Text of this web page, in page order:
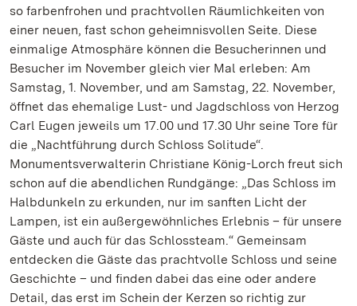
so farbenfrohen und prachtvollen Räumlichkeiten von
einer neuen, fast schon geheimnisvollen Seite. Diese
einmalige Atmosphäre können die Besucherinnen und
Besucher im November gleich vier Mal erleben: Am
Samstag, 1. November, und am Samstag, 22. November,
öffnet das ehemalige Lust- und Jagdschloss von Herzog
Carl Eugen jeweils um 17.00 und 17.30 Uhr seine Tore für
die „Nachtführung durch Schloss Solitude“.
Monumentsverwalterin Christiane König-Lorch freut sich
schon auf die abendlichen Rundgänge: „Das Schloss im
Halbdunkeln zu erkunden, nur im sanften Licht der
Lampen, ist ein außergewöhnliches Erlebnis – für unsere
Gäste und auch für das Schlossteam.“ Gemeinsam
entdecken die Gäste das prachtvolle Schloss und seine
Geschichte – und finden dabei das eine oder andere
Detail, das erst im Schein der Kerzen so richtig zur